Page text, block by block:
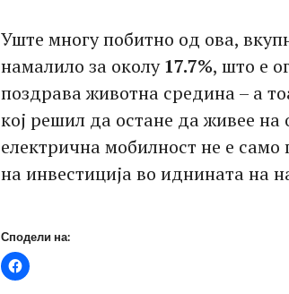
Уште многу побитно од ова,
намалило за околу17.7%, што е
поздрава животна средина – а
кој решил да остане да живее на
електрична мобилност не е
на инвестиција во иднината на
Сподели на: